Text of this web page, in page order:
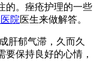
的。痤疮护理的一些
院医生来做解答。
肝郁气滞，久而久
保持良好的心情，